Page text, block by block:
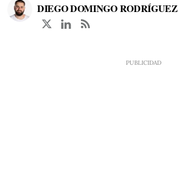
DIEGO DOMINGO RODRÍGUEZ